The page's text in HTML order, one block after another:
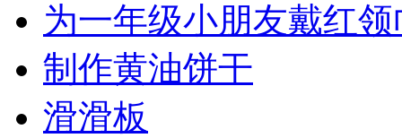
为一年级小朋友戴红领
制作黄油饼干
滑滑板